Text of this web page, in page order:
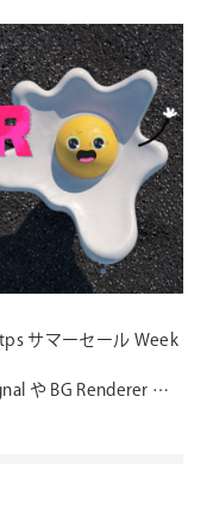
サマーセール Week
や BG Renderer …